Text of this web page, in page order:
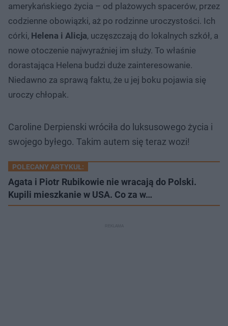
amerykańskiego życia – od plażowych spacerów, przez
codzienne obowiązki, aż po rodzinne uroczystości. Ich
córki, Helena i Alicja, uczęszczają do lokalnych szkół, a
nowe otoczenie najwyraźniej im służy. To właśnie
dorastająca Helena budzi duże zainteresowanie.
Niedawno za sprawą faktu, że u jej boku pojawia się
uroczy chłopak.
Caroline Derpienski wróciła do luksusowego życia i
swojego byłego. Takim autem się teraz wozi!
POLECANY ARTYKUŁ:
Agata i Piotr Rubikowie nie wracają do Polski.
Kupili mieszkanie w USA. Co za w…